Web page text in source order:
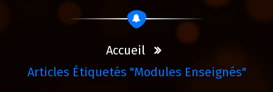
Accueil
Articles Étiquetés "modules Enseignés"